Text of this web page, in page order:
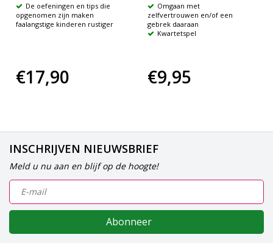
De oefeningen en tips die
opgenomen zijn maken
faalangstige kinderen rustiger
€17,90
Omgaan met
zelfvertrouwen en/of een
gebrek daaraan
Kwartetspel
€9,95
INSCHRIJVEN NIEUWSBRIEF
Meld u nu aan en blijf op de hoogte!
Abonneer